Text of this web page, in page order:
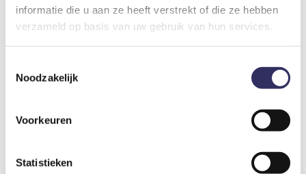
informatie die u aan ze heeft verstrekt of die ze hebben
verzameld op basis van uw gebruik van hun services.
Noodzakelijk
Voorkeuren
Statistieken